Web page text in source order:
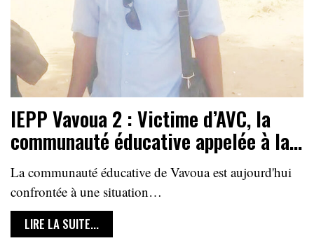
IEPP Vavoua 2 : Victime d’AVC, la
communauté éducative appelée à la…
La communauté éducative de Vavoua est aujourd'hui
confrontée à une situation…
LIRE LA SUITE...